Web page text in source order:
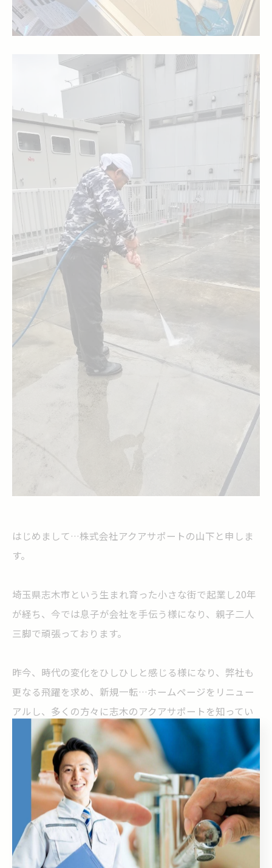
はじめまして…株式会社アクアサポートの山下と申しま
す。
埼玉県志木市という生まれ育った小さな街で起業し20年
が経ち、今では息子が会社を手伝う様になり、親子二人
三脚で頑張っております。
昨今、時代の変化をひしひしと感じる様になり、弊社も
更なる飛躍を求め、新規一転…ホームページをリニュー
アルし、多くの方々に志木のアクアサポートを知ってい
ただき、皆様方に水回りの安心生活をお届けできればと
思っております。
今後とも、株式会社アクアサポートをよろしくお願いい
たします。
--------------------------------------------------------------------